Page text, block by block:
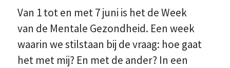
Van 1 tot en met 7 juni is het de Week
van de Mentale Gezondheid. Een week
waarin we stilstaan bij de vraag: hoe gaat
het met mij? En met de ander? In een